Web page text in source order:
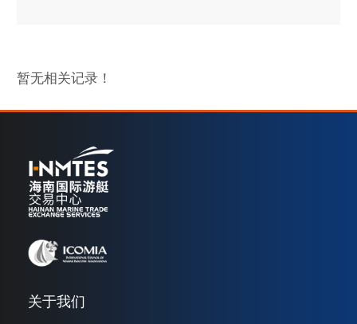
暂无相关记录！
关于我们